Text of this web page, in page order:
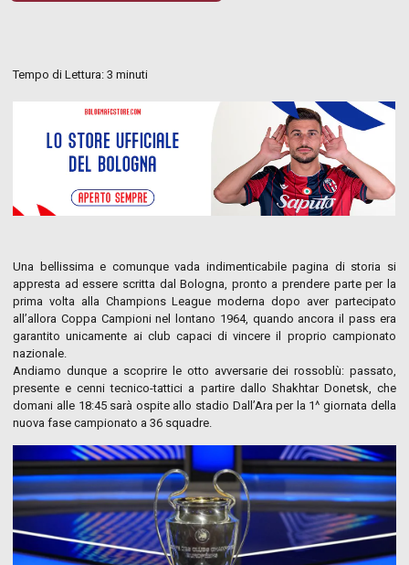
Tempo di Lettura:3 minuti
Una bellissima e comunque vada indimenticabile pagina di storia si
appresta ad essere scritta dal Bologna, pronto a prendere parte per la
prima volta alla Champions League moderna dopo aver partecipato
all’allora Coppa Campioni nel lontano 1964, quando ancora il pass era
garantito unicamente ai club capaci di vincere il proprio campionato
nazionale.
Andiamo dunque a scoprire le otto avversarie dei rossoblù: passato,
presente e cenni tecnico-tattici a partire dallo Shakhtar Donetsk, che
domani alle 18:45 sarà ospite allo stadio Dall’Ara per la 1^ giornata della
nuova fase campionato a 36 squadre.